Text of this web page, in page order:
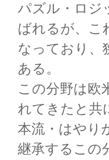
パズル・ロジ
ばれるが、こ
なっており、
ある。
この分野は欧
れてきたと共
本流・はやり
継承するこの